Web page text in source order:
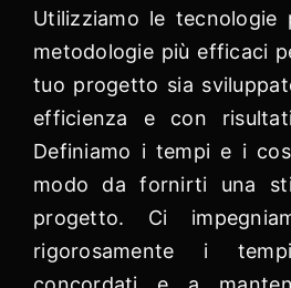
Utilizziamo le tecnologie
metodologie più efficaci
tuo progetto sia
efficienza e con
Definiamo i tempi e i
modo da fornirti una
progetto. Ci
rigorosamente i